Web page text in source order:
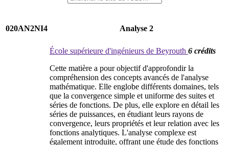
020AN2NI4 Analyse 2
École supérieure d'ingénieurs de Beyrouth 6 crédits
Cette matière a pour objectif d'approfondir la
compréhension des concepts avancés de l'analyse
mathématique. Elle englobe différents domaines, tels
que la convergence simple et uniforme des suites et
séries de fonctions. De plus, elle explore en détail les
séries de puissances, en étudiant leurs rayons de
convergence, leurs propriétés et leur relation avec les
fonctions analytiques. L'analyse complexe est
également introduite, offrant une étude des fonctions